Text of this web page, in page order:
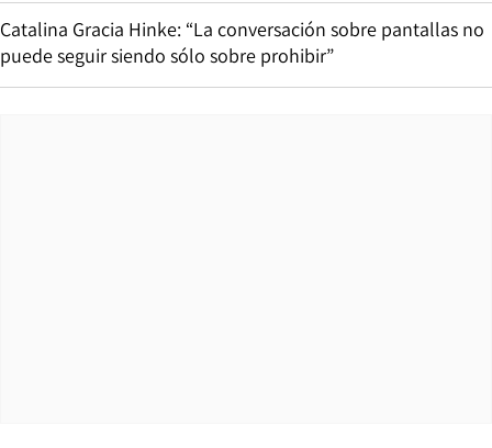
Catalina Gracia Hinke: “La conversación sobre pantallas no
puede seguir siendo sólo sobre prohibir”